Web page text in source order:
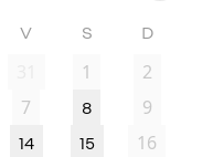
V S D
1
2
7 8 9
14 15 16